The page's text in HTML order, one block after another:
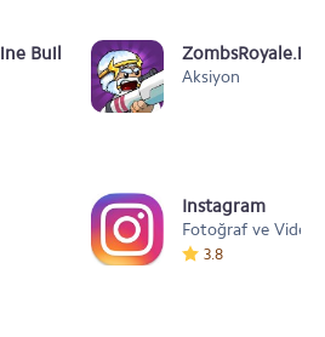
Building & Shooting Simulator
ZombsRoyale.io
Aksiyon
Instagram
Fotoğraf ve Video
3.8